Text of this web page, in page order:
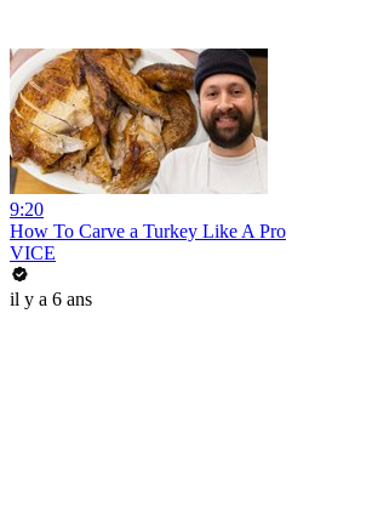
9:20
How To Carve a Turkey Like A Pro
VICE
il y a 6 ans